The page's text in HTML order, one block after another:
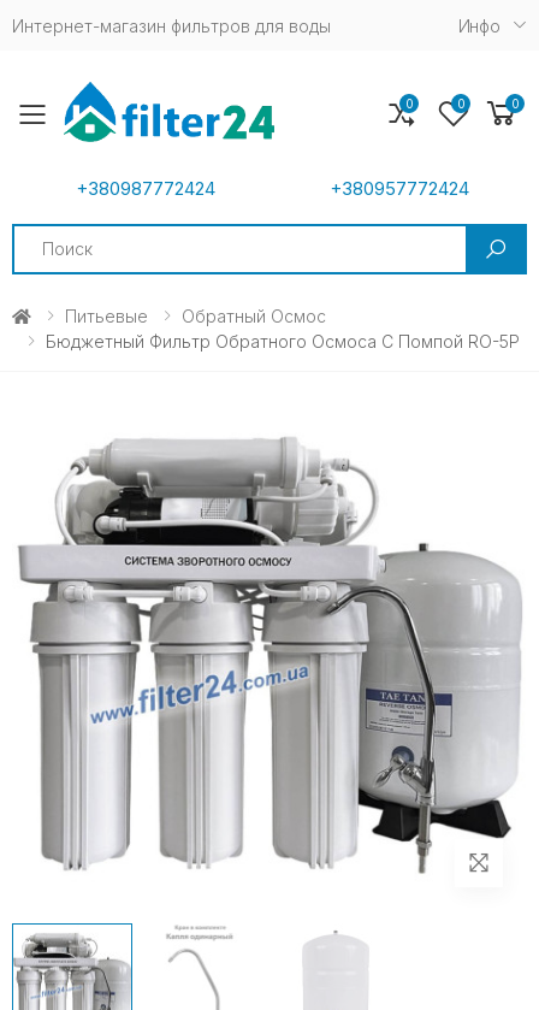
Интернет-магазин фильтров для воды Инфо
Toggle mobile menu
+380987772424 +380957772424
Search
0 0 0
Питьевые
Обратный Осмос
Бюджетный Фильтр Обратного Осмоса С Помпой RO-5P